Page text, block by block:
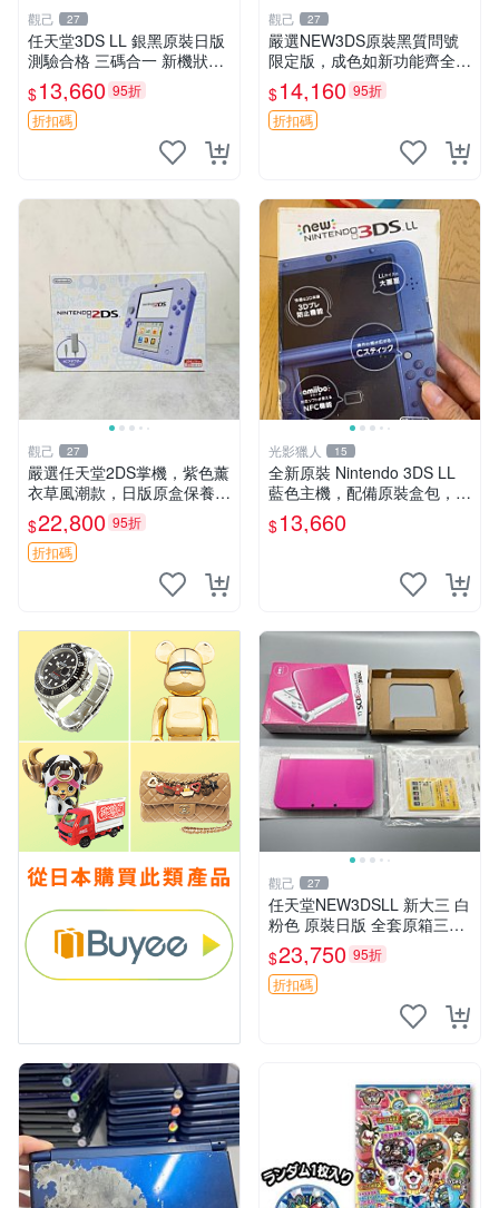
觀己 27
任天堂3DS LL 銀黑原裝日版
測驗合格 三碼合一 新機狀態
完美螢幕 薄膜保護 配套齊備
3DSLL 日版 系統完好 薄膜貼
膜 保用配件
$13,660 95折
折扣碼
觀己 27
嚴選NEW3DS原裝黑質問號
限定版，成色如新功能齊全無
損 NEW3DS 黑質 問號限定
版 功能完
$14,160 95折
折扣碼
觀己 27
嚴選任天堂2DS掌機，紫色薰
衣草風潮款，日版原盒保養。
3DS手遊娛樂新體驗。 2DS
掌機 日版 游玩 便攜式
$22,800 95折
折扣碼
光影獵人 15
全新原裝 Nintendo 3DS LL
藍色主機，配備原裝盒包，螢
幕乾淨如新，按鍵順暢，支援
3D 與 NFC 技術，兼容 amiib
$13,660
觀己 27
任天堂NEW3DSLL 新大三 白
粉色 原裝日版 全套原箱三碼
合一 輸入未改機 原廠觸控筆
齊備 任天堂 NEW3DSLL 3D
掌機 日系原裝 全套附屬物
$23,750 95折
折扣碼